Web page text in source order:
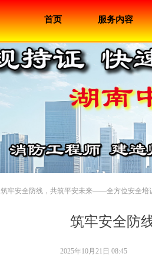
首页 服务内容
筑牢安全防
筑牢安全防线，共筑平安未来——全方位安全培
2025年10月21日 08:45